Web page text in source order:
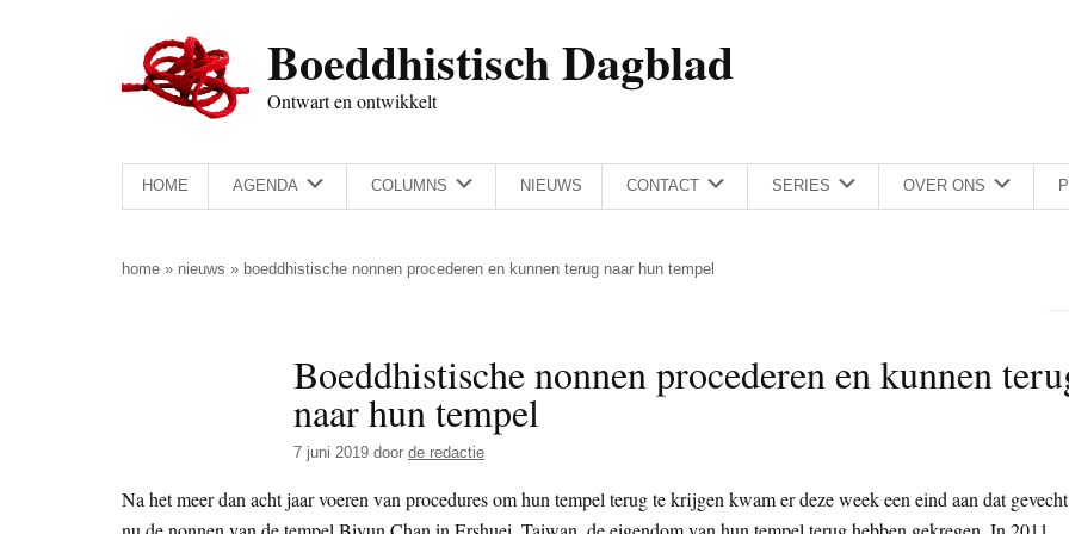
Boeddhistisch Dagblad
Ontwart en ontwikkelt
HOME AGENDA COLUMNS NIEUWS CONTACT SERIES OVER ONS
home » nieuws » boeddhistische nonnen procederen en kunnen terug naar hun tempel
Boeddhistische nonnen procederen en kunnen
naar hun tempel
7 juni 2019 door de redactie
Na het meer dan acht jaar voeren van procedures om hun tempel terug te krijgen kwam er deze week een eind aan dat gevecht